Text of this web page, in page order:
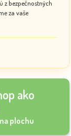
z bezpečnostných
za vaše
ako
plochu